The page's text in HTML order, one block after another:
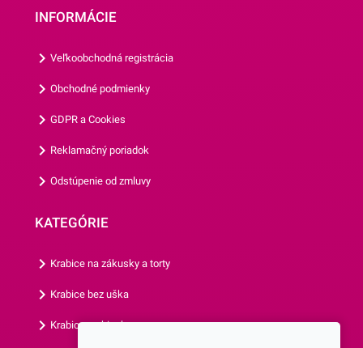
tematickým potlačiam viete
má priemer 22,7 cm a jedno
balenie obsahuje 8 kusov
prezrieť si aj ostatné párty
doplnky z našej ponuky.
INFORMÁCIE
Veľkoobchodná registrácia
Obchodné podmienky
GDPR a Cookies
Reklamačný poriadok
Odstúpenie od zmluvy
KATEGÓRIE
Krabice na zákusky a torty
Krabice bez uška
Krabice s okienkom